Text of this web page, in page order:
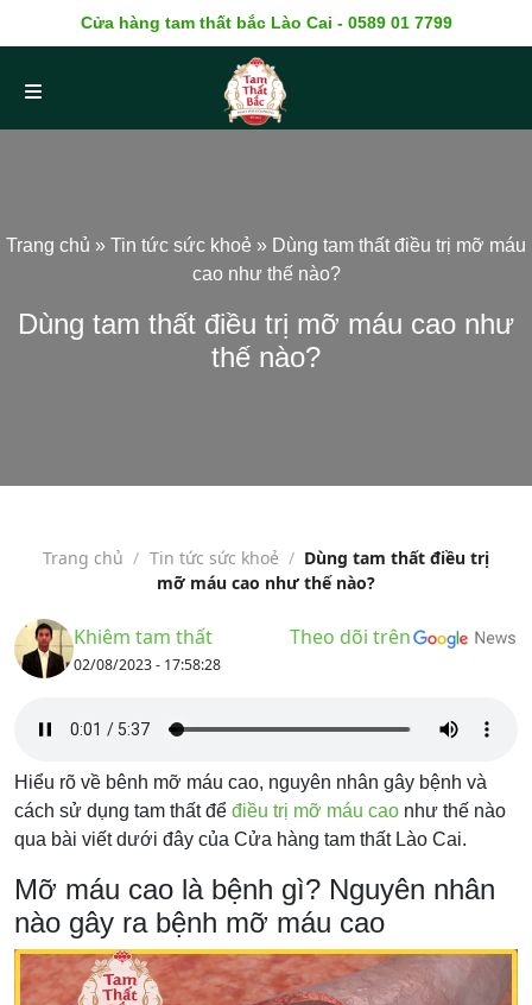
Cửa hàng tam thất bắc Lào Cai - 0589 01 7799
Trang chủ » Tin tức sức khoẻ » Dùng tam thất điều trị mỡ máu
cao như thế nào?
Dùng tam thất điều trị mỡ máu cao như
thế nào?
Trang chủ / Tin tức sức khoẻ / Dùng tam thất điều trị
mỡ máu cao như thế nào?
Khiêm tam thất
02/08/2023 - 17:58:28
Theo dõi trên
Hiểu rõ về bênh mỡ máu cao, nguyên nhân gây bệnh và
cách sử dụng tam thất để điều trị mỡ máu cao như thế nào
qua bài viết dưới đây của Cửa hàng tam thất Lào Cai.
Mỡ máu cao là bệnh gì? Nguyên nhân
nào gây ra bệnh mỡ máu cao